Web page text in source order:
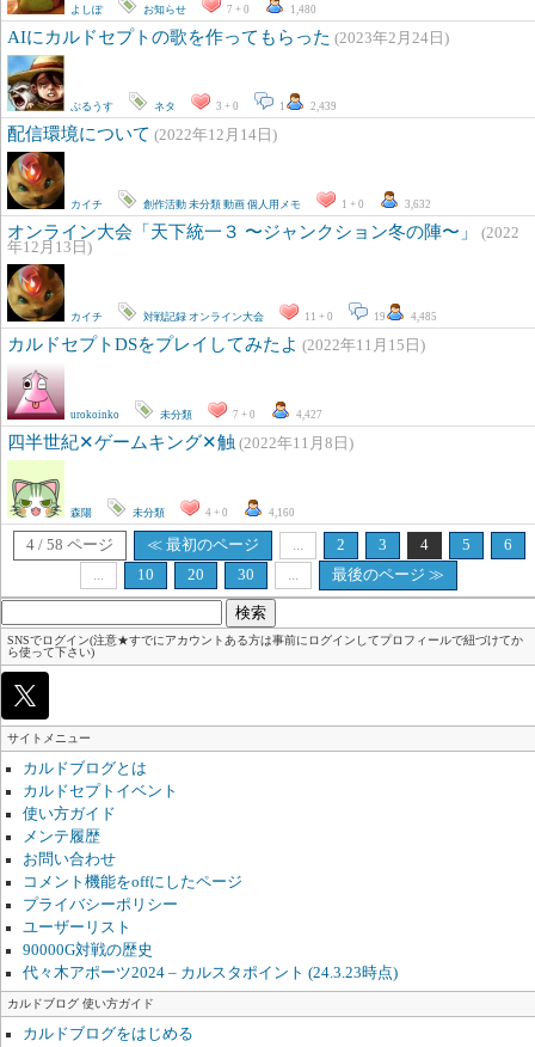
よしぽ お知らせ 7 + 0 1,480
AIにカルドセプトの歌を作ってもらった (2023年2月24日)
ぶるうす ネタ 3 + 0 1 2,439
配信環境について (2022年12月14日)
カイチ 創作活動 未分類 動画 個人用メモ 1 + 0 3,632
オンライン大会「天下統一３ 〜ジャンクション冬の陣〜」
(2022
年12月13日)
カイチ 対戦記録 オンライン大会 11 + 0 19 4,485
カルドセプトDSをプレイしてみたよ (2022年11月15日)
urokoinko 未分類 7 + 0 4,427
四半世紀✕ゲームキング✕触 (2022年11月8日)
森陽 未分類 4 + 0 4,160
4 / 58 ページ ≪ 最初のページ ... 2 3 4 5
6
...
10 20 30 ...
最後のページ ≫
索:
SNSでログイン(注意★すでにアカウントある方は事前にログインしてプロフィールで紐づけてか
ら使って下さい)
サイトメニュー
カルドブログとは
カルドセプトイベント
使い方ガイド
メンテ履歴
お問い合わせ
コメント機能をoffにしたページ
プライバシーポリシー
ユーザーリスト
90000G対戦の歴史
代々木アポーツ2024 – カルスタポイント (24.3.23時点)
カルドブログ 使い方ガイド
カルドブログをはじめる